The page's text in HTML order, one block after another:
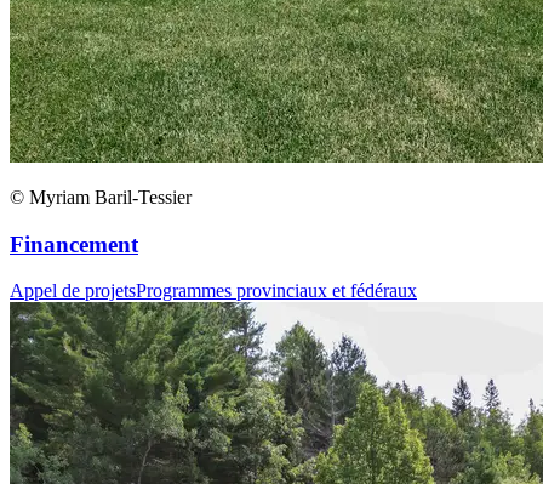
© Myriam Baril-Tessier
Financement
Appel de projetsProgrammes provinciaux et fédéraux